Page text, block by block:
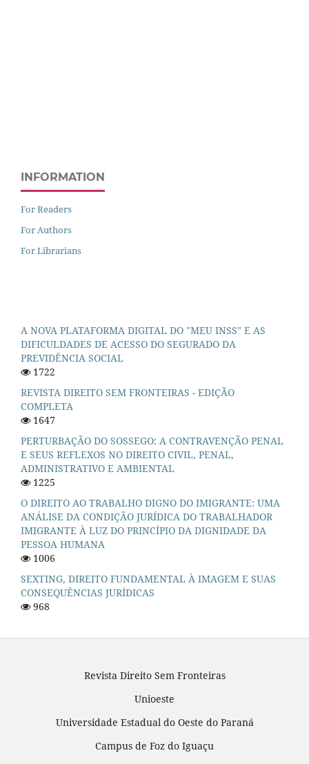
INFORMATION
For Readers
For Authors
For Librarians
A NOVA PLATAFORMA DIGITAL DO "MEU INSS" E AS
DIFICULDADES DE ACESSO DO SEGURADO DA
PREVIDÊNCIA SOCIAL
1722
REVISTA DIREITO SEM FRONTEIRAS - EDIÇÃO
COMPLETA
1647
PERTURBAÇÃO DO SOSSEGO: A CONTRAVENÇÃO PENAL
E SEUS REFLEXOS NO DIREITO CIVIL, PENAL,
ADMINISTRATIVO E AMBIENTAL
1225
O DIREITO AO TRABALHO DIGNO DO IMIGRANTE: UMA
ANÁLISE DA CONDIÇÃO JURÍDICA DO TRABALHADOR
IMIGRANTE À LUZ DO PRINCÍPIO DA DIGNIDADE DA
PESSOA HUMANA
1006
SEXTING, DIREITO FUNDAMENTAL À IMAGEM E SUAS
CONSEQUÊNCIAS JURÍDICAS
968
Revista Direito Sem Fronteiras
Unioeste
Universidade Estadual do Oeste do Paraná
Campus de Foz do Iguaçu